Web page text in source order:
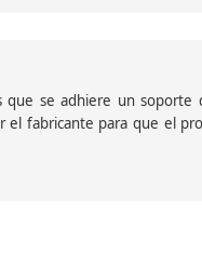
se adhiere un soporte
fabricante para que el